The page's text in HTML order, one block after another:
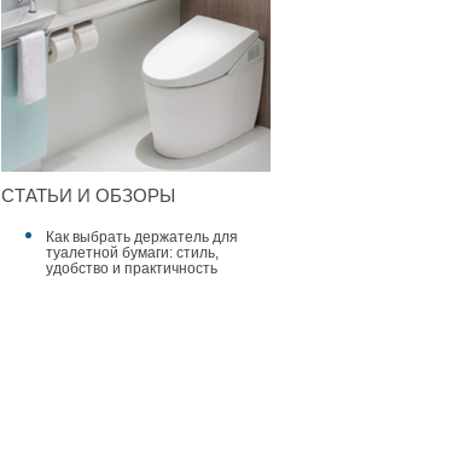
СТАТЬИ И ОБЗОРЫ
Как выбрать держатель для
туалетной бумаги: стиль,
удобство и практичность